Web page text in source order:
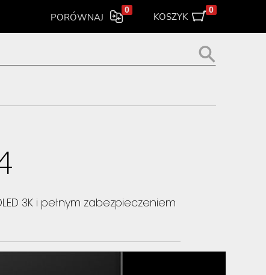
PORÓWNAJ
0
KOSZYK
0
3K i pełnym zabezpieczeniem